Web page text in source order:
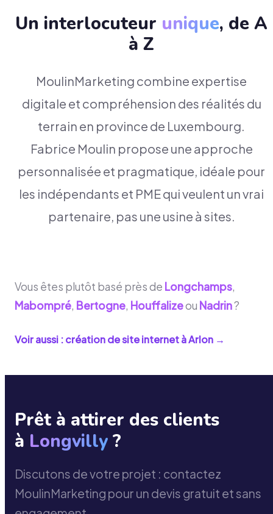
Un interlocuteur unique, de A
à Z
MoulinMarketing combine expertise
digitale et compréhension des réalités du
terrain en province de Luxembourg.
Fabrice Moulin propose une approche
personnalisée et pragmatique, idéale pour
les indépendants et PME qui veulent un vrai
partenaire, pas une usine à sites.
Vous êtes plutôt basé près de Longchamps,
Mabompré, Bertogne, Houffalizeou Nadrin?
Voir aussi : création de site internet àArlon →
Prêt à attirer des clients
à Longvilly ?
Discutons de votre projet : contactez
MoulinMarketing pour un devis gratuit et sans